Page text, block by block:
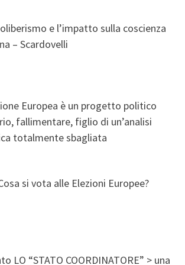
e l’impatto sulla coscienza
– Scardovelli
Europea è un progetto politico
fallimentare, figlio di un’analisi
totalmente sbagliata
si vota alle Elezioni Europee?
LO “STATO COORDINATORE” > una